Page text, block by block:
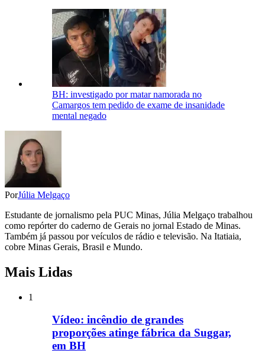
BH: investigado por matar namorada no
Camargos tem pedido de exame de insanidade
mental negado
PorJúlia Melgaço
Estudante de jornalismo pela PUC Minas, Júlia Melgaço trabalhou
como repórter do caderno de Gerais no jornal Estado de Minas.
Também já passou por veículos de rádio e televisão. Na Itatiaia,
cobre Minas Gerais, Brasil e Mundo.
Mais Lidas
1
Vídeo: incêndio de grandes
proporções atinge fábrica da Suggar,
em BH